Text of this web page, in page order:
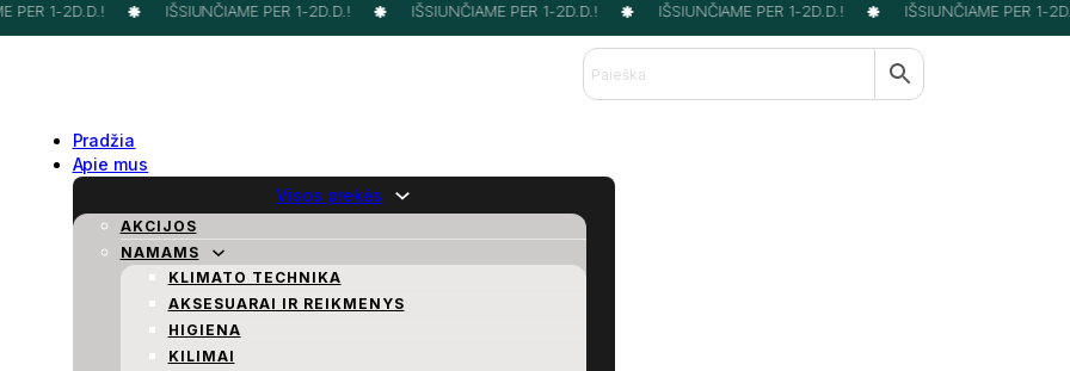
PER 1-2D.D.! IŠSIUNČIAME PER 1-2D.D.! IŠSIUNČIAME PER 1-2D.D.! IŠSIUNČIAME PER 1-2D.D.! IŠSIUNČIAME PER 1-
Pradžia
Apie mus
Visos prekės
AKCIJOS
NAMAMS
KLIMATO TECHNIKA
AKSESUARAI IR REIKMENYS
HIGIENA
KILIMAI